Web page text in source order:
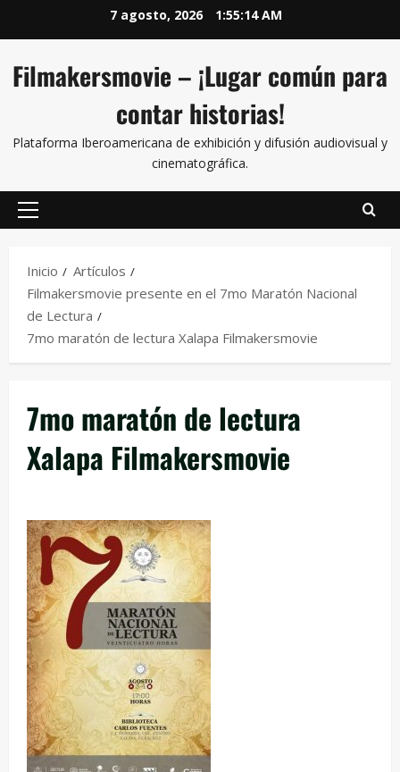
7 agosto, 2026 1:55:15 AM
Filmakersmovie – ¡Lugar común para
contar historias!
Plataforma Iberoamericana de exhibición y difusión audiovisual y
cinematográfica.
Inicio
Artículos
Filmakersmovie presente en el 7mo Maratón Nacional
de Lectura
7mo maratón de lectura Xalapa Filmakersmovie
7mo maratón de lectura
Xalapa Filmakersmovie